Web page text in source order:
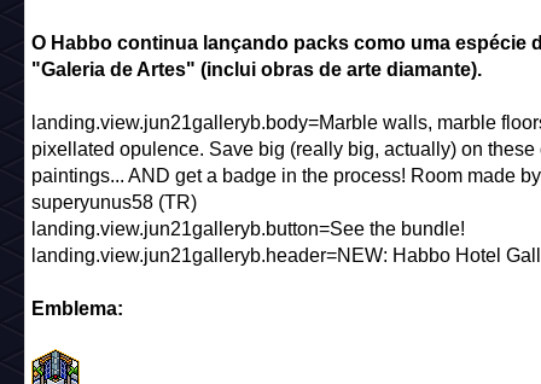
O Habbo continua lançando packs como uma espécie
"Galeria de Artes" (inclui obras de arte diamante).
landing.view.jun21galleryb.body=Marble walls, marble
pixellated opulence. Save big (really big, actually) on these
paintings... AND get a badge in the process! Room made
superyunus58 (TR)
landing.view.jun21galleryb.button=See the bundle!
landing.view.jun21galleryb.header=NEW: Habbo Hotel
Emblema: